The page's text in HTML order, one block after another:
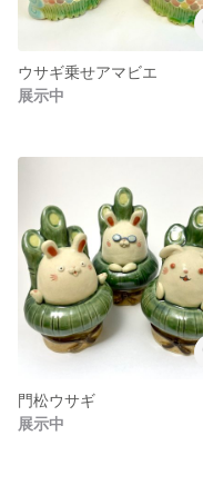
ウサギ乗せアマビエ
展示中
門松ウサギ
展示中